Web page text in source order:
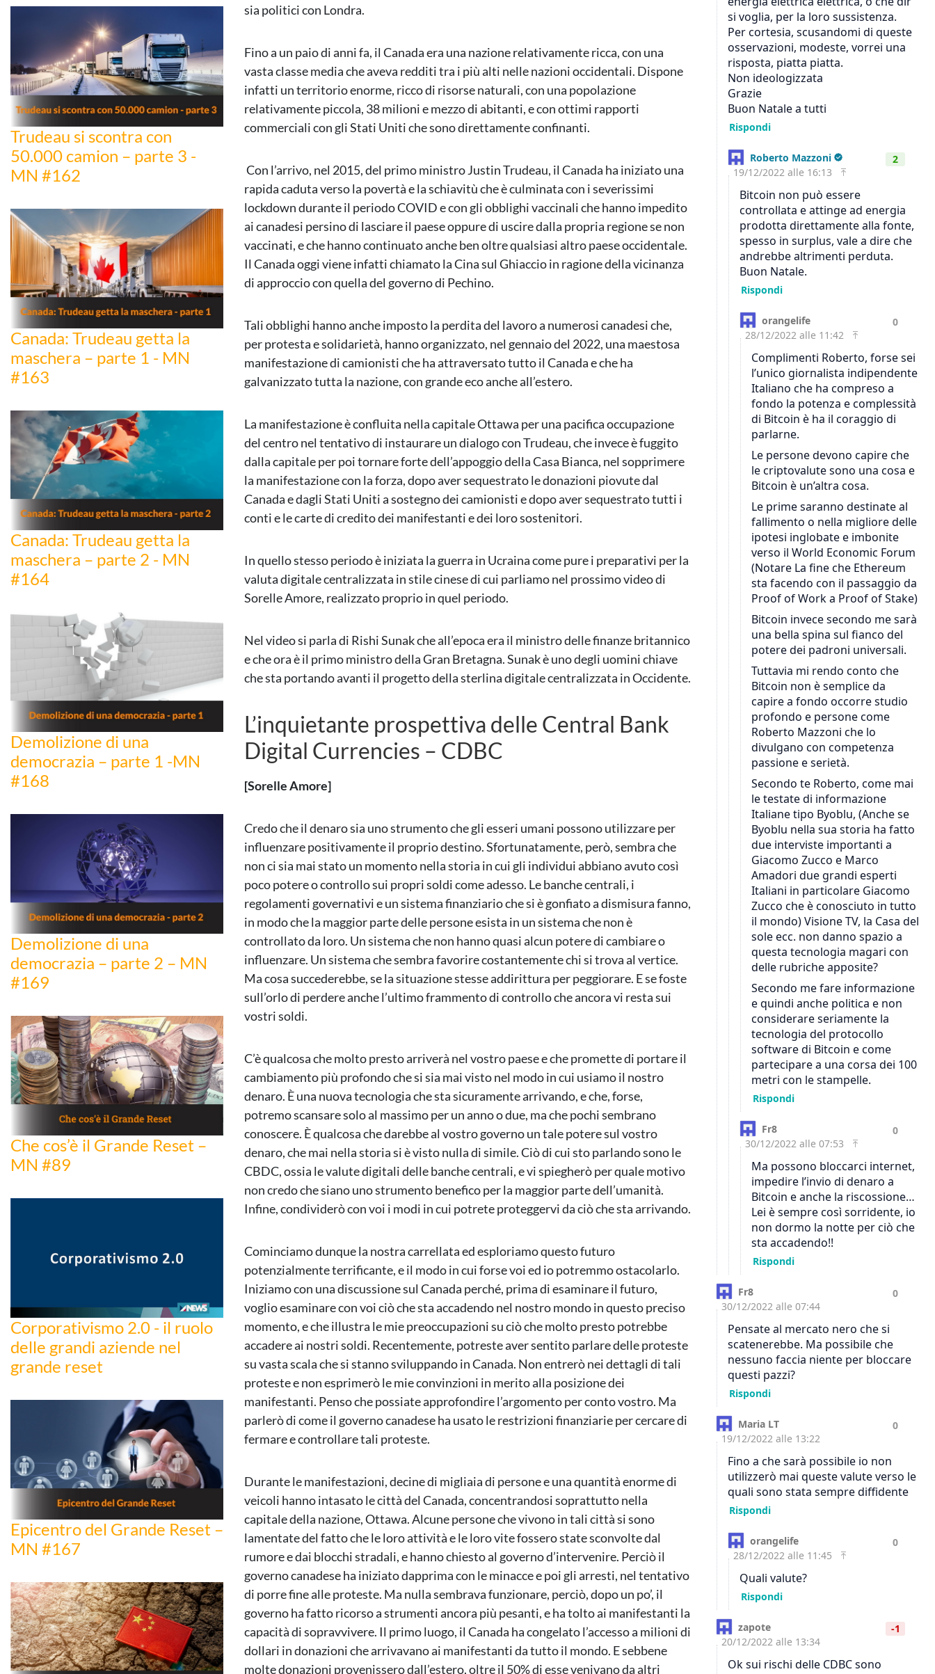
sia politici con Londra.
Fino a un paio di anni fa, il Canada era una nazione relativamente ricca, con una
vasta classe media che aveva redditi tra i più alti nelle nazioni occidentali. Dispone
infatti un territorio enorme, ricco di risorse naturali, con una popolazione
relativamente piccola, 38 milioni e mezzo di abitanti, e con ottimi rapporti
commerciali con gli Stati Uniti che sono direttamente confinanti.
Con l’arrivo, nel 2015, del primo ministro Justin Trudeau, il Canada ha iniziato una
rapida caduta verso la povertà e la schiavitù che è culminata con i severissimi
lockdown durante il periodo COVID e con gli obblighi vaccinali che hanno impedito
ai canadesi persino di lasciare il paese oppure di uscire dalla propria regione se non
vaccinati, e che hanno continuato anche ben oltre qualsiasi altro paese occidentale.
Il Canada oggi viene infatti chiamato la Cina sul Ghiaccio in ragione della vicinanza
di approccio con quella del governo di Pechino.
Tali obblighi hanno anche imposto la perdita del lavoro a numerosi canadesi che,
per protesta e solidarietà, hanno organizzato, nel gennaio del 2022, una maestosa
manifestazione di camionisti che ha attraversato tutto il Canada e che ha
galvanizzato tutta la nazione, con grande eco anche all’estero.
La manifestazione è confluita nella capitale Ottawa per una pacifica occupazione
del centro nel tentativo di instaurare un dialogo con Trudeau, che invece è fuggito
dalla capitale per poi tornare forte dell’appoggio della Casa Bianca, nel sopprimere
la manifestazione con la forza, dopo aver sequestrato le donazioni piovute dal
Canada e dagli Stati Uniti a sostegno dei camionisti e dopo aver sequestrato tutti i
conti e le carte di credito dei manifestanti e dei loro sostenitori.
In quello stesso periodo è iniziata la guerra in Ucraina come pure i preparativi per la
valuta digitale centralizzata in stile cinese di cui parliamo nel prossimo video di
Sorelle Amore, realizzato proprio in quel periodo.
Nel video si parla di Rishi Sunak che all’epoca era il ministro delle finanze britannico
e che ora è il primo ministro della Gran Bretagna. Sunak è uno degli uomini chiave
che sta portando avanti il progetto della sterlina digitale centralizzata in Occidente.
L’inquietante prospettiva delle Central Bank
Digital Currencies – CDBC
[Sorelle Amore]
Credo che il denaro sia uno strumento che gli esseri umani possono utilizzare per
influenzare positivamente il proprio destino. Sfortunatamente, però, sembra che
non ci sia mai stato un momento nella storia in cui gli individui abbiano avuto così
poco potere o controllo sui propri soldi come adesso. Le banche centrali, i
regolamenti governativi e un sistema finanziario che si è gonfiato a dismisura fanno,
in modo che la maggior parte delle persone esista in un sistema che non è
controllato da loro. Un sistema che non hanno quasi alcun potere di cambiare o
influenzare. Un sistema che sembra favorire costantemente chi si trova al vertice.
Ma cosa succederebbe, se la situazione stesse addirittura per peggiorare. E se foste
sull’orlo di perdere anche l’ultimo frammento di controllo che ancora vi resta sui
vostri soldi.
C’è qualcosa che molto presto arriverà nel vostro paese e che promette di portare il
cambiamento più profondo che si sia mai visto nel modo in cui usiamo il nostro
denaro. È una nuova tecnologia che sta sicuramente arrivando, e che, forse,
potremo scansare solo al massimo per un anno o due, ma che pochi sembrano
conoscere. È qualcosa che darebbe al vostro governo un tale potere sul vostro
denaro, che mai nella storia si è visto nulla di simile. Ciò di cui sto parlando sono le
CBDC, ossia le valute digitali delle banche centrali, e vi spiegherò per quale motivo
non credo che siano uno strumento benefico per la maggior parte dell’umanità.
Infine, condividerò con voi i modi in cui potrete proteggervi da ciò che sta arrivando.
Cominciamo dunque la nostra carrellata ed esploriamo questo futuro
potenzialmente terrificante, e il modo in cui forse voi ed io potremmo ostacolarlo.
Iniziamo con una discussione sul Canada perché, prima di esaminare il futuro,
voglio esaminare con voi ciò che sta accadendo nel nostro mondo in questo preciso
momento, e che illustra le mie preoccupazioni su ciò che molto presto potrebbe
accadere ai nostri soldi. Recentemente, potreste aver sentito parlare delle proteste
su vasta scala che si stanno sviluppando in Canada. Non entrerò nei dettagli di tali
proteste e non esprimerò le mie convinzioni in merito alla posizione dei
manifestanti. Penso che possiate approfondire l’argomento per conto vostro. Ma
parlerò di come il governo canadese ha usato le restrizioni finanziarie per cercare di
fermare e controllare tali proteste.
Durante le manifestazioni, decine di migliaia di persone e una quantità enorme di
veicoli hanno intasato le città del Canada, concentrandosi soprattutto nella
capitale della nazione, Ottawa. Alcune persone che vivono in tali città si sono
lamentate del fatto che le loro attività e le loro vite fossero state sconvolte dal
rumore e dai blocchi stradali, e hanno chiesto al governo d’intervenire. Perciò il
governo canadese ha iniziato dapprima con le minacce e poi gli arresti, nel tentativo
di porre fine alle proteste. Ma nulla sembrava funzionare, perciò, dopo un po’, il
governo ha fatto ricorso a strumenti ancora più pesanti, e ha tolto ai manifestanti la
capacità di sopravvivere. Il primo luogo, il Canada ha congelato l’accesso a milioni di
dollari in donazioni che arrivavano ai manifestanti da tutto il mondo. E sebbene
molte donazioni provenissero dall’estero, oltre il 50% di esse venivano da altri
Trudeau si scontra con
50.000 camion – parte 3 -
MN #162
Canada: Trudeau getta la
maschera – parte 1 - MN
#163
Canada: Trudeau getta la
maschera – parte 2 - MN
#164
Demolizione di una
democrazia – parte 1 -MN
#168
Demolizione di una
democrazia – parte 2 – MN
#169
Che cos’è il Grande Reset –
MN #89
Corporativismo 2.0 - il ruolo
delle grandi aziende nel
grande reset
Epicentro del Grande Reset –
MN #167